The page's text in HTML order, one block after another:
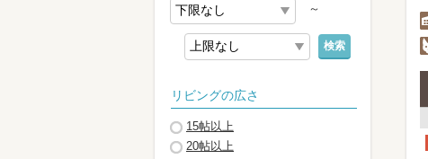
～
検索
リビングの広さ
15帖以上
20帖以上